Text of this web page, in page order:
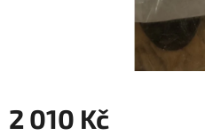
2 010 Kč